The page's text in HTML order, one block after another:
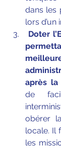
dans les
lors d’un
Doter
après la
de
obérer
locale. Il
les